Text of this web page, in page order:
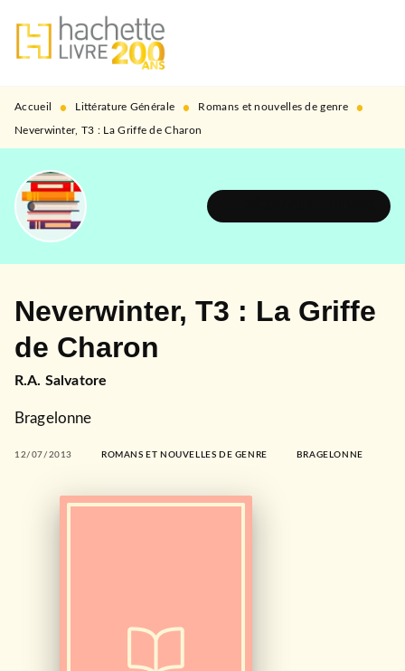
MENU RECHERCHE
PIED DE PAGE
Accueil • Littérature Générale • Romans et nouvelles de genre •
Neverwinter, T3 : La Griffe de Charon
Neverwinter, T3 : La Griffe
de Charon
R.A. Salvatore
Bragelonne
12/07/2013 ROMANS ET NOUVELLES DE GENRE BRAGELONNE